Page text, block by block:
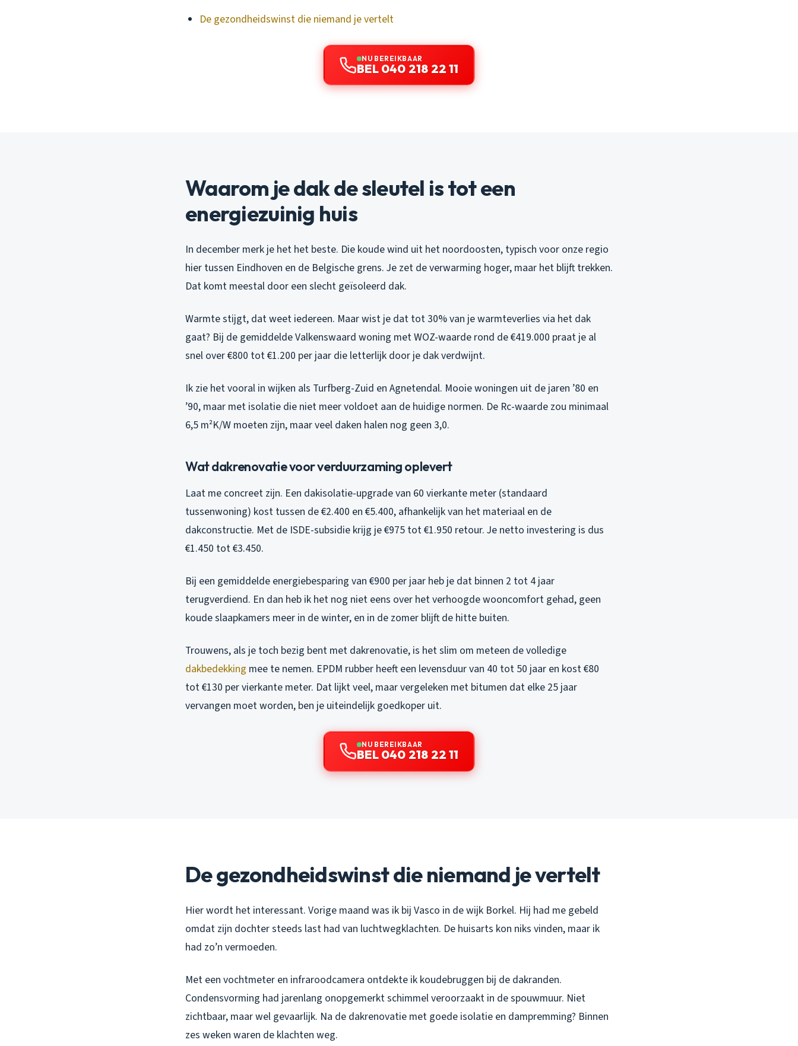
De gezondheidswinst die niemand je vertelt
NU BEREIKBAAR
BEL 040 218 22 11
Waarom je dak de sleutel is tot een
energiezuinig huis
In december merk je het het beste. Die koude wind uit het noordoosten, typisch voor onze regio
hier tussen Eindhoven en de Belgische grens. Je zet de verwarming hoger, maar het blijft trekken.
Dat komt meestal door een slecht geïsoleerd dak.
Warmte stijgt, dat weet iedereen. Maar wist je dat tot 30% van je warmteverlies via het dak
gaat? Bij de gemiddelde Valkenswaard woning met WOZ-waarde rond de €419.000 praat je al
snel over €800 tot €1.200 per jaar die letterlijk door je dak verdwijnt.
Ik zie het vooral in wijken als Turfberg-Zuid en Agnetendal. Mooie woningen uit de jaren ’80 en
’90, maar met isolatie die niet meer voldoet aan de huidige normen. De Rc-waarde zou minimaal
6,5 m²K/W moeten zijn, maar veel daken halen nog geen 3,0.
Wat dakrenovatie voor verduurzaming oplevert
Laat me concreet zijn. Een dakisolatie-upgrade van 60 vierkante meter (standaard
tussenwoning) kost tussen de €2.400 en €5.400, afhankelijk van het materiaal en de
dakconstructie. Met de ISDE-subsidie krijg je €975 tot €1.950 retour. Je netto investering is dus
€1.450 tot €3.450.
Bij een gemiddelde energiebesparing van €900 per jaar heb je dat binnen 2 tot 4 jaar
terugverdiend. En dan heb ik het nog niet eens over het verhoogde wooncomfort gehad, geen
koude slaapkamers meer in de winter, en in de zomer blijft de hitte buiten.
Trouwens, als je toch bezig bent met dakrenovatie, is het slim om meteen de volledige
dakbedekking mee te nemen. EPDM rubber heeft een levensduur van 40 tot 50 jaar en kost €80
tot €130 per vierkante meter. Dat lijkt veel, maar vergeleken met bitumen dat elke 25 jaar
vervangen moet worden, ben je uiteindelijk goedkoper uit.
NU BEREIKBAAR
BEL 040 218 22 11
De gezondheidswinst die niemand je vertelt
Hier wordt het interessant. Vorige maand was ik bij Vasco in de wijk Borkel. Hij had me gebeld
omdat zijn dochter steeds last had van luchtwegklachten. De huisarts kon niks vinden, maar ik
had zo’n vermoeden.
Met een vochtmeter en infraroodcamera ontdekte ik koudebruggen bij de dakranden.
Condensvorming had jarenlang onopgemerkt schimmel veroorzaakt in de spouwmuur. Niet
zichtbaar, maar wel gevaarlijk. Na de dakrenovatie met goede isolatie en dampremming? Binnen
zes weken waren de klachten weg.